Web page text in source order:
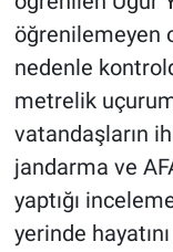
öğrenilemeyen
nedenle
metrelik
vatandaşların
jandarma ve
yaptığı
yerinde